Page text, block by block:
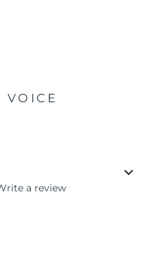
VOICE
a review